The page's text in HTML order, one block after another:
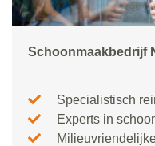
Schoonmaakbedrijf
Specialistisch
Experts in